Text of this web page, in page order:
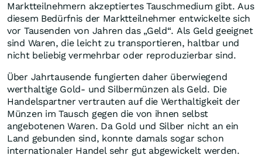
Marktteilnehmern akzeptiertes Tauschmedium gibt. Aus
diesem Bedürfnis der Marktteilnehmer entwickelte sich
vor Tausenden von Jahren das „Geld“. Als Geld geeignet
sind Waren, die leicht zu transportieren, haltbar und
nicht beliebig vermehrbar oder reproduzierbar sind.
Über Jahrtausende fungierten daher überwiegend
werthaltige Gold- und Silbermünzen als Geld. Die
Handelspartner vertrauten auf die Werthaltigkeit der
Münzen im Tausch gegen die von ihnen selbst
angebotenen Waren. Da Gold und Silber nicht an ein
Land gebunden sind, konnte damals sogar schon
internationaler Handel sehr gut abgewickelt werden.